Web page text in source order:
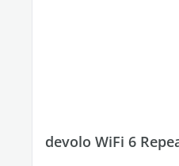
devolo WiFi 6